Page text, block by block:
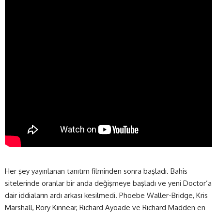
Her şey yayınlanan tanıtım filminden sonra başladı. Bahis
sitelerinde oranlar bir anda değişmeye başladı ve yeni Doctor’a
dair iddiaların ardı arkası kesilmedi. Phoebe Waller-Bridge, Kris
Marshall, Rory Kinnear, Richard Ayoade ve Richard Madden en